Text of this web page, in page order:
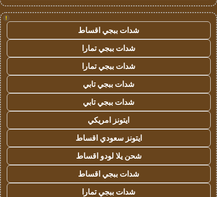
!
شدات ببجي اقساط
شدات ببجي تمارا
شدات ببجي تمارا
شدات ببجي تابي
شدات ببجي تابي
ايتونز امريكي
ايتونز سعودي اقساط
شحن يلا لودو اقساط
شدات ببجي اقساط
شدات ببجي تمارا